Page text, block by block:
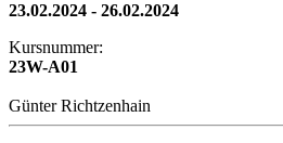
23.02.2024 - 26.02.2024
Kursnummer:
23W-A01
Günter Richtzenhain